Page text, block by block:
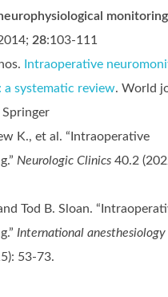
28:103-111
Intraoperative
a systematic review. World
K., et al. “Intraoperative
Neurologic Clinics 40.2
Tod B. Sloan.
International anesthesiology
53-73.